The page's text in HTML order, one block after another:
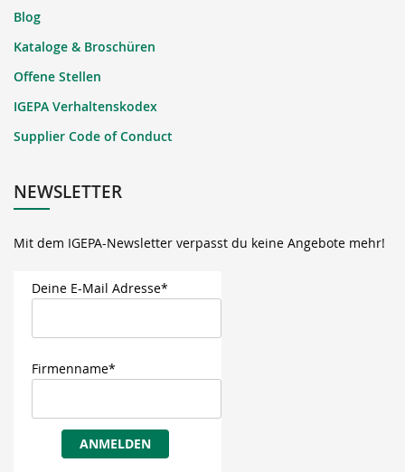
Blog
Kataloge & Broschüren
Offene Stellen
IGEPA Verhaltenskodex
Supplier Code of Conduct
NEWSLETTER
Mit dem IGEPA-Newsletter verpasst du keine Angebote mehr!
Deine E-Mail Adresse*
Firmenname*
ANMELDEN